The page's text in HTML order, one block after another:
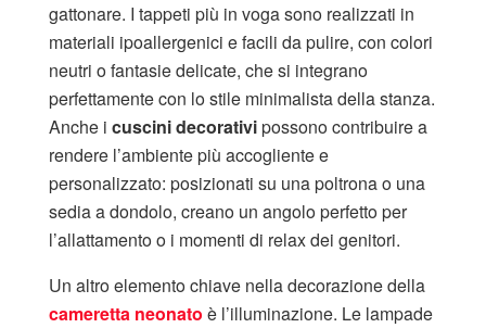
gattonare. I tappeti più in voga sono realizzati in
materiali ipoallergenici e facili da pulire, con colori
neutri o fantasie delicate, che si integrano
perfettamente con lo stile minimalista della stanza.
Anche i cuscini decorativipossono contribuire a
rendere l’ambiente più accogliente e
personalizzato: posizionati su una poltrona o una
sedia a dondolo, creano un angolo perfetto per
l’allattamento o i momenti di relax dei genitori.
Un altro elemento chiave nella decorazione della
cameretta neonato è l’illuminazione. Le lampade